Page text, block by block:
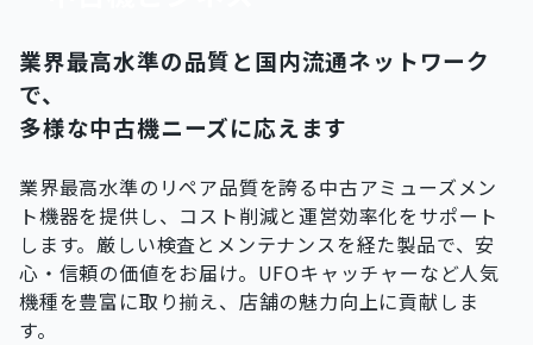
業界最高水準の品質と国内流通ネットワーク
で、
多様な中古機ニーズに応えます
業界最高水準のリペア品質を誇る中古アミューズメン
ト機器を提供し、コスト削減と運営効率化をサポート
します。厳しい検査とメンテナンスを経た製品で、安
心・信頼の価値をお届け。UFOキャッチャーなど人気
機種を豊富に取り揃え、店舗の魅力向上に貢献しま
す。